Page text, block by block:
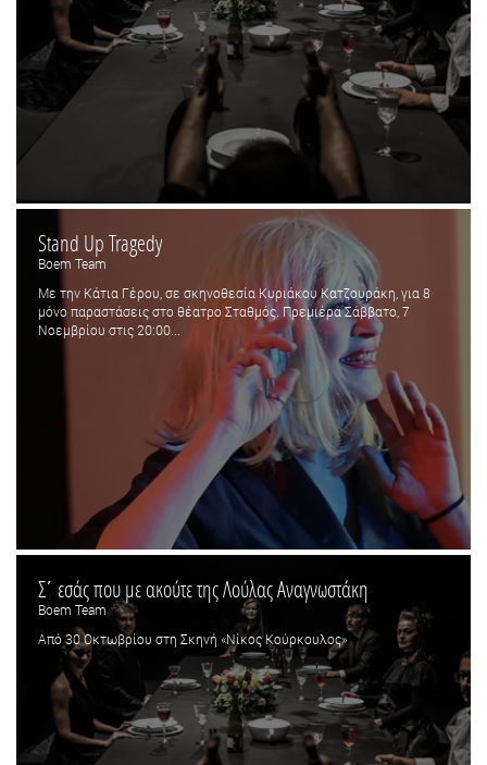
Stand Up Tragedy
Boem Team
Με την Κάτια Γέρου, σε σκηνοθεσία Κυριάκου Κατζουράκη, για 8
μόνο παραστάσεις στο θέατρο Σταθμός. Πρεμιέρα Σάββατο, 7
Νοεμβρίου στις 20:00...
Σ΄ εσάς που με ακούτε της Λούλας Αναγνωστάκη
Boem Team
Από 30 Οκτωβρίου στη Σκηνή «Νίκος Κούρκουλος»